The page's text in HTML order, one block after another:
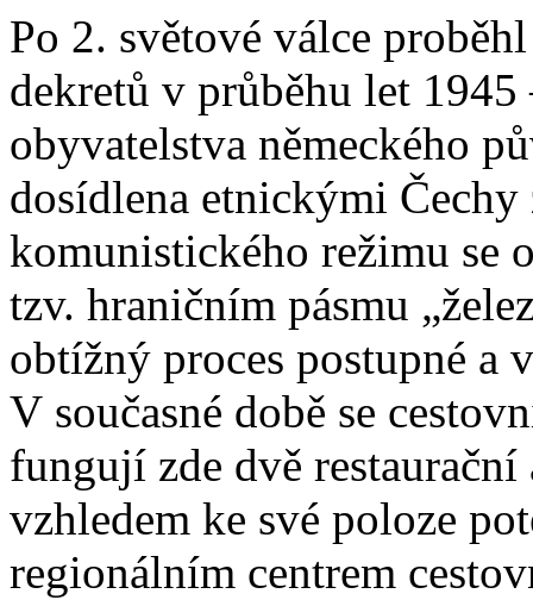
Po 2. světové válce
dekretů v průběhu let 1945
obyvatelstva německého
dosídlena etnickými
komunistického režimu se
tzv. hraničním pásmu
obtížný proces postupné a
V současné době se
fungují zde dvě
vzhledem ke své poloze
regionálním centrem